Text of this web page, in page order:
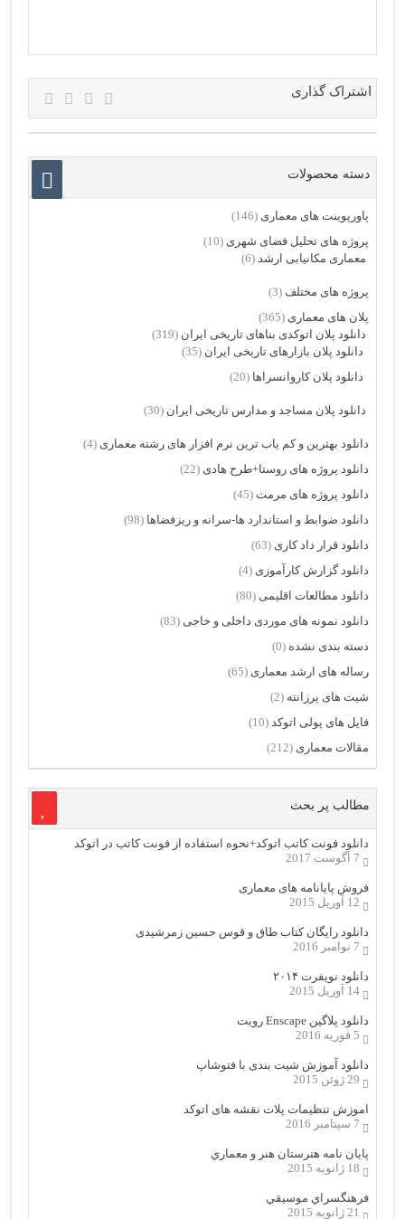
اشتراک گذاری
دسته محصولات
پاورپوینت های معماری (146)
پروژه های تحلیل فضای شهری (10)
معماری مکانیابی ارشد (6)
پروژه های مختلف (3)
پلان های معماری (365)
دانلود پلان اتوکدی بناهای تاریخی ایران (319)
دانلود پلان بازارهای تاریخی ایران (35)
دانلود پلان کاروانسراها (20)
دانلود پلان مساجد و مدارس تاریخی ایران (30)
دانلود بهترین و کم یاب ترین نرم افزار های رشته معماری (4)
دانلود پروژه های روستا+طرح هادی (22)
دانلود پروژه های مرمت (45)
دانلود ضوابط و استاندارد ها-سرانه و ریزفضاها (98)
دانلود قرار داد کاری (63)
دانلود گزارش کارآموزی (4)
دانلود مطالعات اقلیمی (80)
دانلود نمونه های موردی داخلی و خاجی (83)
دسته بندی نشده (0)
رساله های ارشد معماری (65)
شیت های پرزانته (2)
فایل های پولی اتوکد (10)
مقالات معماری (212)
مطالب پر بحث
دانلود فونت کاتب اتوکد+نحوه استفاده از فونت کاتب در اتوکد
7 آگوست 2017
فروش پایانامه های معماری
12 آوریل 2015
دانلود رایگان کتاب طاق و قوس حسین زمرشیدی
7 نوامبر 2016
دانلود نویفرت ۲۰۱۴
14 آوریل 2015
دانلود پلاگین Enscape رویت
5 فوریه 2016
دانلود آموزش شیت بندی با فتوشاپ
29 ژوئن 2015
اموزش تنظیمات پلات نقشه های اتوکد
7 سپتامبر 2016
پایان نامه هنرستان هنر و معماري
18 ژانویه 2015
فرهنگسراي موسيقي
21 ژانویه 2015